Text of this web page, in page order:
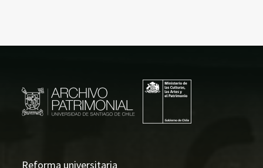
Reforma universitaria